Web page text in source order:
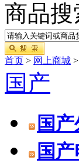
商品搜
首页 > 网上商城 >
国产
国
国